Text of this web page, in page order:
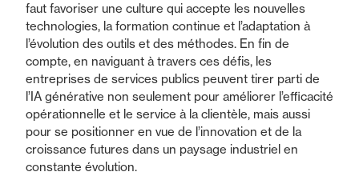
faut favoriser une culture qui accepte les nouvelles
technologies, la formation continue et l’adaptation à
l’évolution des outils et des méthodes. En fin de
compte, en naviguant à travers ces défis, les
entreprises de services publics peuvent tirer parti de
l’IA générative non seulement pour améliorer l’efficacité
opérationnelle et le service à la clientèle, mais aussi
pour se positionner en vue de l’innovation et de la
croissance futures dans un paysage industriel en
constante évolution.